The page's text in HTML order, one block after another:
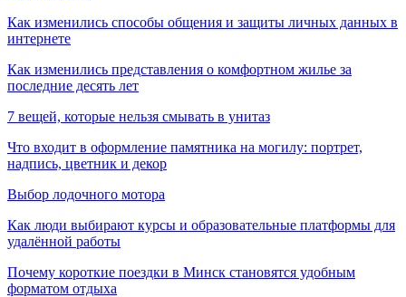
Как изменились способы общения и защиты личных данных в
интернете
Как изменились представления о комфортном жилье за
последние десять лет
7 вещей, которые нельзя смывать в унитаз
Что входит в оформление памятника на могилу: портрет,
надпись, цветник и декор
Выбор лодочного мотора
Как люди выбирают курсы и образовательные платформы для
удалённой работы
Почему короткие поездки в Минск становятся удобным
форматом отдыха